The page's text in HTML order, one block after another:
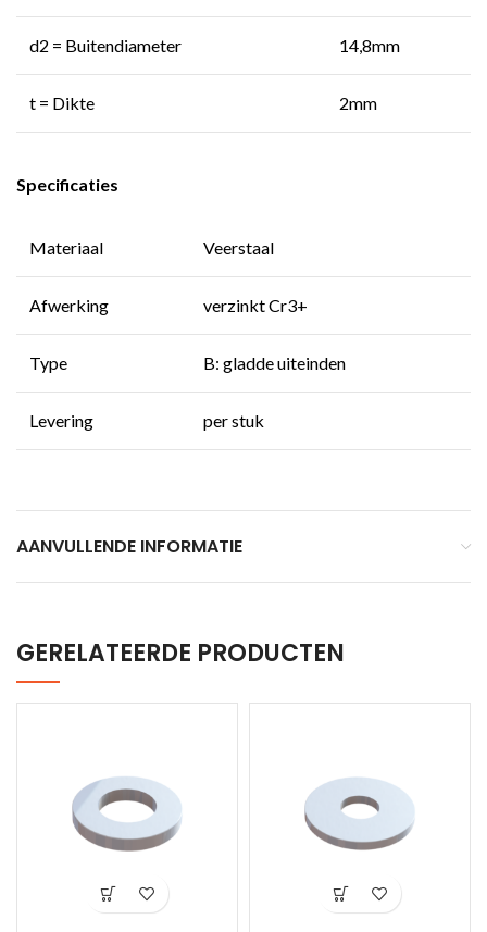
d2 = Buitendiameter 14,8mm
t = Dikte 2mm
Specificaties
Materiaal Veerstaal
Afwerking verzinkt Cr3+
Type B: gladde uiteinden
Levering per stuk
AANVULLENDE INFORMATIE
GERELATEERDE PRODUCTEN